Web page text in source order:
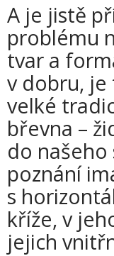
A je jistě
problému
tvar a
v dobru, je
velké
břevna –
do
poznání
s
kříže, v
jejich